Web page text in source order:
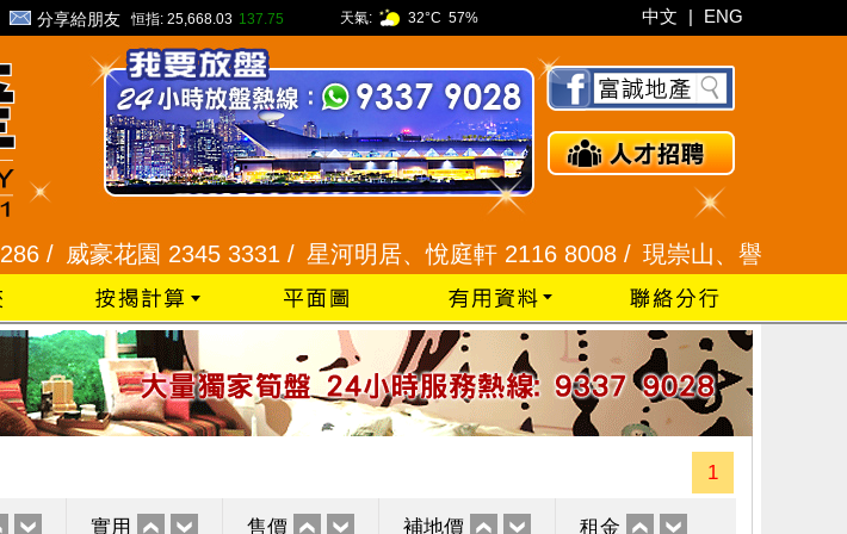
分享給朋友 恒指: 25,668.03 137.75 天氣: 32°C 57% 中文 | ENG
威豪花園 2345 3331 /星河明居、悅庭軒 2116 8008 /現崇山、譽港灣 2345
1
實用 售價 補地價 租金